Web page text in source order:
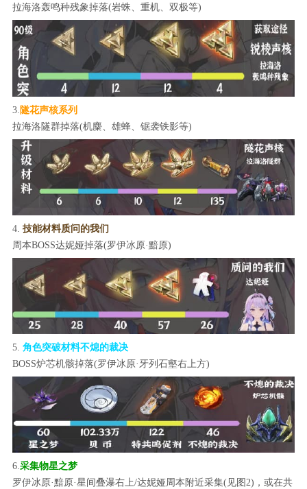
拉海洛轰鸣种残象掉落(岩蛛、重机、双极等)
3. 隧花声核系列
拉海洛隧群掉落(机麋、雄蜂、锯袭铁影等)
4. 技能材料质问的我们
周本BOSS达妮娅掉落(罗伊冰原·黯原)
5. 角色突破材料不熄的裁决
BOSS炉芯机骸掉落(罗伊冰原·牙列石壑右上方)
6.采集物星之梦
罗伊冰原·黯原·星间叠瀑右上/达妮娅周本附近采集(见图2)，或在共